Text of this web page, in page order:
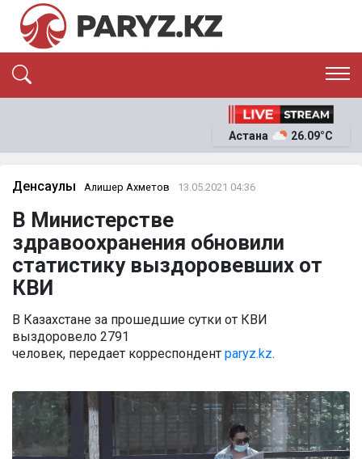
ЭКОНОМИКА
ОҚИҒА
News
Астана 26.09°C
Денсаулық Алишер Ахметов 13.05.2021 04:36
В Министерстве
здравоохранения обновили
статистику выздоровевших от
КВИ
В Казахстане за прошедшие сутки от КВИ
выздоровело 2791
человек, передает корреспондент paryz.kz.